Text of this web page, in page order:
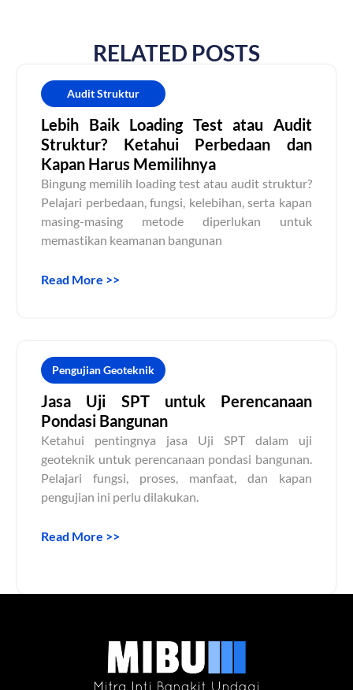
RELATED POSTS
Audit Struktur
Lebih Baik Loading Test atau Audit
Struktur? Ketahui Perbedaan dan
Kapan Harus Memilihnya
Bingung memilih loading test atau audit struktur?
Pelajari perbedaan, fungsi, kelebihan, serta kapan
masing-masing metode diperlukan untuk
memastikan keamanan bangunan
Read More >>
Pengujian Geoteknik
Jasa Uji SPT untuk Perencanaan
Pondasi Bangunan
Ketahui pentingnya jasa Uji SPT dalam uji
geoteknik untuk perencanaan pondasi bangunan.
Pelajari fungsi, proses, manfaat, dan kapan
pengujian ini perlu dilakukan.
Read More >>